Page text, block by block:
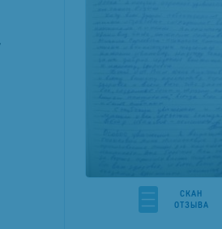
CКАН
ОТЗЫВА